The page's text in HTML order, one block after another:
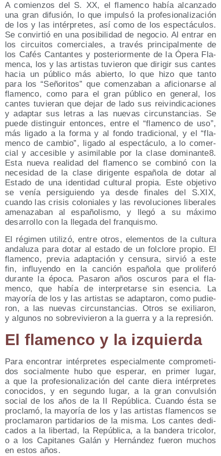
A comien­zos del S. XX, el fla­men­co había alcan­za­do
una gran difu­sión, lo que impul­só la pro­fe­sio­na­li­za­ción
de los y las intér­pre­tes, así como de los espec­tácu­los.
Se con­vir­tió en una posi­bi­li­dad de nego­cio. Al entrar en
los cir­cui­tos comer­cia­les, a tra­vés prin­ci­pal­men­te de
los Cafés Can­tan­tes y pos­te­rior­men­te de la Ópe­ra Fla­
men­ca, los y las artis­tas tuvie­ron que diri­gir sus can­tes
hacia un públi­co más abier­to, lo que hizo que tan­to
para los “Seño­ri­tos” que comen­za­ban a afi­cio­nar­se al
fla­men­co, como para el gran públi­co en gene­ral, los
can­tes tuvie­ran que dejar de lado sus rei­vin­di­ca­cio­nes
y adap­tar sus letras a las nue­vas cir­cuns­tan­cias. Se
pue­de dis­tin­guir enton­ces, entre el “fla­men­co de uso”,
más liga­do a la for­ma y al fon­do tra­di­cio­nal, y el “fla­
men­co de cam­bio”, liga­do al espec­tácu­lo, a lo comer­
cial y acce­si­ble y asi­mi­la­ble por la cla­se dominante8.
Esta nue­va reali­dad del fla­men­co se com­bi­nó con la
nece­si­dad de la cla­se diri­gen­te espa­ño­la de dotar al
Esta­do de una iden­ti­dad cul­tu­ral pro­pia. Este obje­ti­vo
se venía per­si­guien­do ya des­de fina­les del S.XIX,
cuan­do las cri­sis colo­nia­les y las revo­lu­cio­nes libe­ra­les
ame­na­za­ban al espa­ño­lis­mo, y lle­gó a su máxi­mo
desa­rro­llo con la lle­ga­da del franquismo.
El régi­men uti­li­zó, entre otros, ele­men­tos de la cul­tu­ra
anda­lu­za para dotar al esta­do de un fol­clo­re pro­pio. El
fla­men­co, pre­via adap­ta­ción y cen­su­ra, sir­vió a este
fin, influ­yen­do en la can­ción espa­ño­la que pro­li­fe­ró
duran­te la épo­ca. Pasa­ron años oscu­ros para el fla­
men­co, que había de inter­pre­tar­se sin esen­cia. La
mayo­ría de los y las artis­tas se adap­ta­ron, como pudie­
ron, a las nue­vas cir­cuns­tan­cias. Otros se exi­lia­ron,
y algu­nos no sobre­vi­vie­ron a la gue­rra y a la represión.
El fla­men­co y la izquierda
Para encon­trar intér­pre­tes espe­cial­men­te com­pro­me­ti­
dos social­men­te hubo que espe­rar, en pri­mer lugar,
a que la pro­fe­sio­na­li­za­ción del can­te die­ra intér­pre­tes
cono­ci­dos, y en segun­do lugar, a la gran con­vul­sión
social de los años de la II Repú­bli­ca. Cuan­do ésta se
pro­cla­mó, la mayo­ría de los y las artis­tas fla­men­cos se
pro­cla­ma­ron par­ti­da­rios de la mis­ma. Los can­tes dedi­
ca­dos a la liber­tad, la Repú­bli­ca, a la ban­de­ra tri­co­lor,
o a los Capi­ta­nes Galán y Her­nán­dez fue­ron muchos
en estos años.